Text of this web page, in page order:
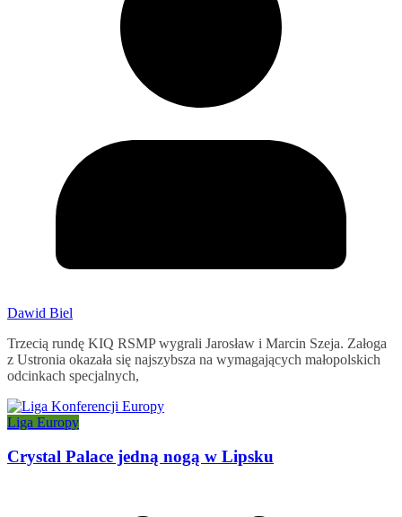
Dawid Biel
Trzecią rundę KIQ RSMP wygrali Jarosław i Marcin Szeja. Załoga
z Ustronia okazała się najszybsza na wymagających małopolskich
odcinkach specjalnych,
Liga Europy
Crystal Palace jedną nogą w Lipsku